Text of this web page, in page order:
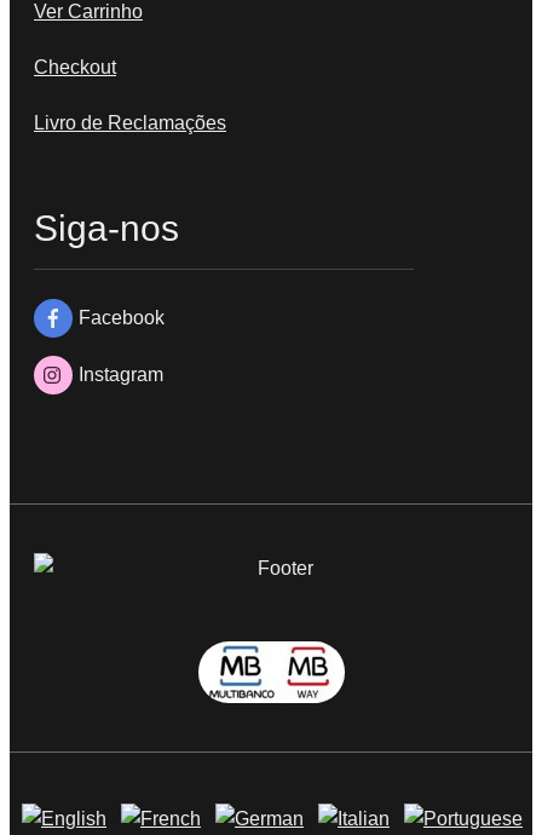
Ver Carrinho
Checkout
Livro de Reclamações
Siga-nos
Facebook
Instagram